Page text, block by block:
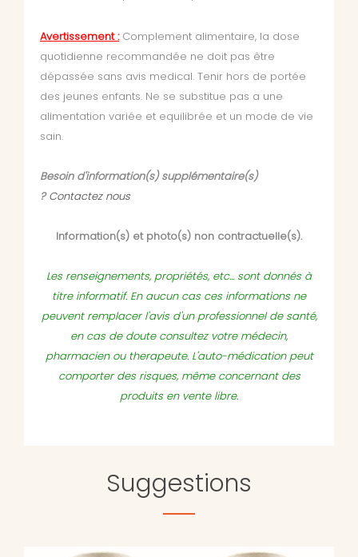
Avertissement : Complement alimentaire, la dose
quotidienne recommandée ne doit pas être
dépassée sans avis medical. Tenir hors de portée
des jeunes enfants. Ne se substitue pas a une
alimentation variée et equilibrée et un mode de vie
sain.
Besoin d'information(s) supplémentaire(s)
?Contactez nous
Information(s) et photo(s) non contractuelle(s).
Les renseignements, propriétés, etc... sont donnés à
titre informatif. En aucun cas ces informations ne
peuvent remplacer l'avis d'un professionnel de santé,
en cas de doute consultez votre médecin,
pharmacien ou therapeute. L'auto-médication peut
comporter des risques, même concernant des
produits en vente libre.
Suggestions